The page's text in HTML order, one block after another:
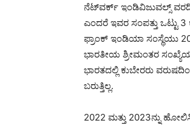
ನೆಟ್‍ವರ್ಕ್ ಇಂಡಿವಿಜುವಲ್ಸ್ ವರದಿ
ಎಂದರೆ ಇವರ ಸಂಪತ್ತು
ಫ್ರಾಂಕ್ ಇಂಡಿಯಾ ಸಂಸ್ಥೆಯು
ಭಾರತೀಯ ಶ್ರೀಮಂತರ
ಭಾರತದಲ್ಲಿ ಕುಬೇರರು
ಬರುತ್ತಿಲ್ಲ.
2022 ಮತ್ತು 2023ನ್ನು